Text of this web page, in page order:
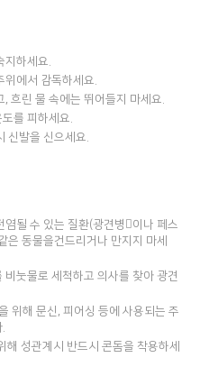
하세요.
에서 감독하세요.
흐린 물 속에는 뛰어들지 마세요.
를 피하세요.
신발을 신으세요.
될 수 있는 질환(광견병이나 페스
동물을건드리거나 만지지 마세
눗물로 세척하고 의사를 찾아 광견
위해 문신, 피어싱 등에 사용되는 주
해 성관계시 반드시 콘돔을 착용하세